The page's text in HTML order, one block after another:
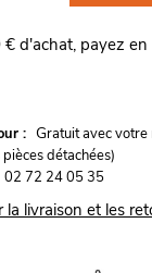
d'achat, payez en
: Gratuit avec votre
détachées)
02 72 24 05 35
la livraison et les